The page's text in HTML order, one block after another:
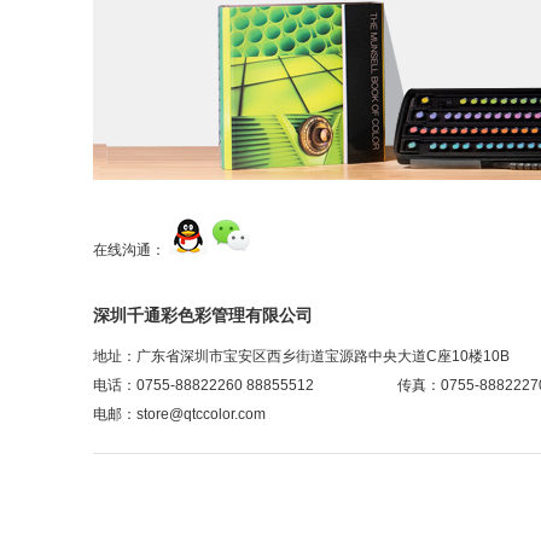
在线沟通：
深圳千通彩色彩管理有限公司
地址：广东省深圳市宝安区西乡街道宝源路中央大道C座10楼10B
电话：0755-88822260 88855512
传真：0755-
电邮：store@qtccolor.com